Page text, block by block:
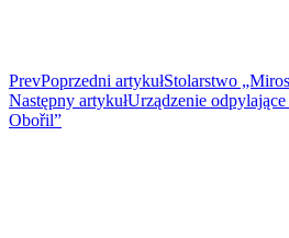
PrevPoprzedni artykułStolarstwo
Następny artykułUrządzenie
Obořil”